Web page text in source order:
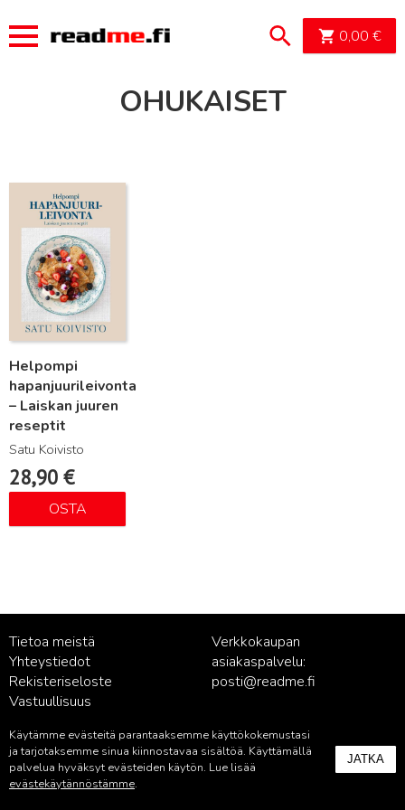
0,00 €
OHUKAISET
Helpompi
hapanjuurileivonta
– Laiskan juuren
reseptit
Satu Koivisto
28,90 €
OSTA
Lue lisää
Tietoa meistä
Yhteystiedot
Rekisteriseloste
Vastuullisuus
Verkkokaupan
asiakaspalvelu:
posti@readme.fi
Kustantamon asiakaspalvelu:
palvelu@readme.fi
Käytämme evästeitä parantaaksemme käyttökokemustasi
ja tarjotaksemme sinua kiinnostavaa sisältöä. Käyttämällä
palvelua hyväksyt evästeiden käytön. Lue lisää
evästekäytännöstämme.
JATKA